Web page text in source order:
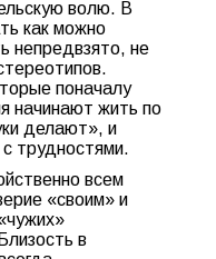
волю. В
как можно
непредвзято, не
поначалу
начинают жить по
делают», и
трудностями.
всем
«своим» и
в